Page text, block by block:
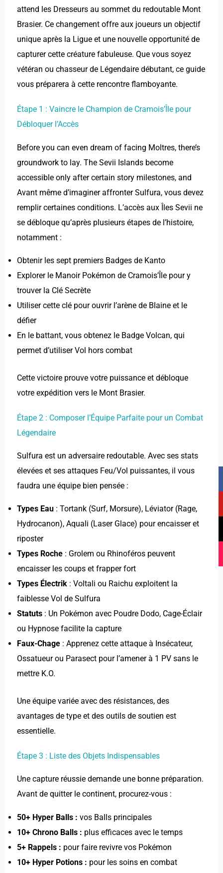
attend les Dresseurs au sommet du redoutable Mont
Brasier. Ce changement offre aux joueurs un objectif
unique après la Ligue et une nouvelle opportunité de
capturer cette créature fabuleuse. Que vous soyez
vétéran ou chasseur de Légendaire débutant, ce guide
vous préparera à cette rencontre flamboyante.
Étape 1 : Vaincre le Champion de Cramois’Île pour
Débloquer l’Accès
Before you can even dream of facing Moltres, there’s
groundwork to lay. The Sevii Islands become
accessible only after certain story milestones, and
Avant même d’imaginer affronter Sulfura, vous devez
remplir certaines conditions. L’accès aux Îles Sevii ne
se débloque qu’après plusieurs étapes de l’histoire,
notamment :
Obtenir les sept premiers Badges de Kanto
Explorer le Manoir Pokémon de Cramois’Île pour y
trouver la Clé Secrète
Utiliser cette clé pour ouvrir l’arène de Blaine et le
défier
En le battant, vous obtenez le Badge Volcan, qui
permet d’utiliser Vol hors combat
Cette victoire prouve votre puissance et débloque
votre expédition vers le Mont Brasier.
Étape 2 : Composer l’Équipe Parfaite pour un Combat
Légendaire
Sulfura est un adversaire redoutable. Avec ses stats
élevées et ses attaques Feu/Vol puissantes, il vous
faudra une équipe bien pensée :
Types Eau: Tortank (Surf, Morsure), Léviator (Rage,
Hydrocanon), Aquali (Laser Glace) pour encaisser et
riposter
Types Roche: Grolem ou Rhinoféros peuvent
encaisser les coups et frapper fort
Types Électrik: Voltali ou Raichu exploitent la
faiblesse Vol de Sulfura
Statuts: Un Pokémon avec Poudre Dodo, Cage-Éclair
ou Hypnose facilite la capture
Faux-Chage: Apprenez cette attaque à Insécateur,
Ossatueur ou Parasect pour l’amener à 1 PV sans le
mettre K.O.
Une équipe variée avec des résistances, des
avantages de type et des outils de soutien est
essentielle.
Étape 3 : Liste des Objets Indispensables
Une capture réussie demande une bonne préparation.
Avant de quitter le continent, procurez-vous :
50+ Hyper Balls : vos Balls principales
10+ Chrono Balls : plus efficaces avec le temps
5+ Rappels : pour faire revivre vos Pokémon
10+ Hyper Potions : pour les soins en combat